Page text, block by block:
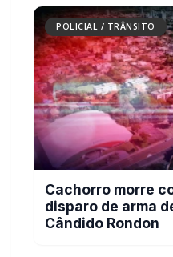
POLICIAL / TRÂNSITO
Cachorro morre
disparo de arma
Cândido Rondon